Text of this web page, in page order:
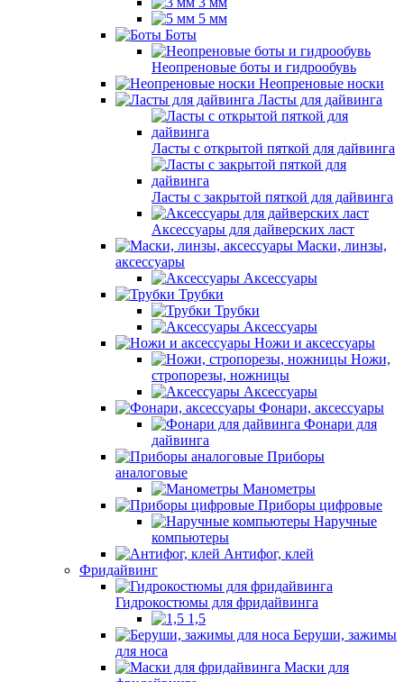
5 мм
Боты
Неопреновые боты и гидрообувь
Неопреновые носки
Ласты для дайвинга
Ласты с открытой пяткой для дайвинга
Ласты с закрытой пяткой для дайвинга
Аксессуары для дайверских ласт
Маски, линзы,
аксессуары
Аксессуары
Трубки
Трубки
Аксессуары
Ножи и аксессуары
Ножи,
стропорезы, ножницы
Аксессуары
Фонари, аксессуары
Фонари для
дайвинга
Приборы
аналоговые
Манометры
Приборы цифровые
Наручные
компьютеры
Антифог, клей
Фридайвинг
Гидрокостюмы для фридайвинга
1,5
Беруши, зажимы
для носа
Маски для